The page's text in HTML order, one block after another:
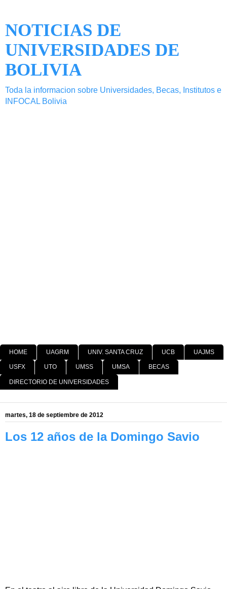
NOTICIAS DE
UNIVERSIDADES DE
BOLIVIA
Toda la informacion sobre Universidades, Becas, Institutos e
INFOCAL Bolivia
HOME UAGRM UNIV. SANTA CRUZ UCB UAJMS
USFX UTO UMSS UMSA BECAS
DIRECTORIO DE UNIVERSIDADES
martes, 18 de septiembre de 2012
Los 12 años de la Domingo Savio